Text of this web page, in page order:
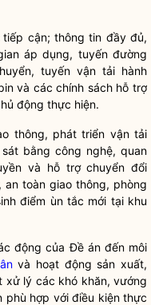
cận; thông tin đầy đủ,
áp dụng, tuyến đường
tuyến vận tải hành
và các chính sách hỗ trợ
động thực hiện.
thông, phát triển vận tải
bằng công nghệ, quan
và hỗ trợ chuyển đổi
toàn giao thông, phòng
điểm ùn tắc mới tại khu
động của Đề án đến môi
và hoạt động sản xuất,
xử lý các khó khăn, vướng
phù hợp với điều kiện thực